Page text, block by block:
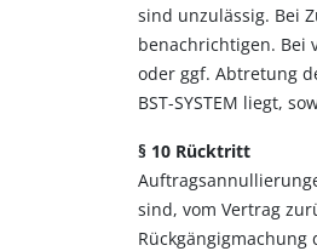
sind unzulässig. Bei
benachrichtigen. Bei
oder ggf. Abtretung
BST-SYSTEM liegt,
§ 10 Rücktritt
sind, vom Vertrag